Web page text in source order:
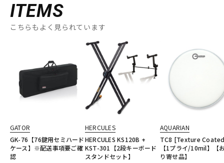
ITEMS
こちらもよく見られています
GATOR
GK-76【76鍵用セミハード
ケース】※配送事項要ご確
認
HERCULES
HERCULES KS120B +
KST-301【2段キーボード
スタンドセット】
AQUARIAN
TC8 [Texture
【1プライ/10mil】【
り寄せ品】